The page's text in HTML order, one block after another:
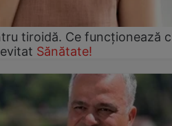
tiroidă. Ce funcționează
Sănătate!